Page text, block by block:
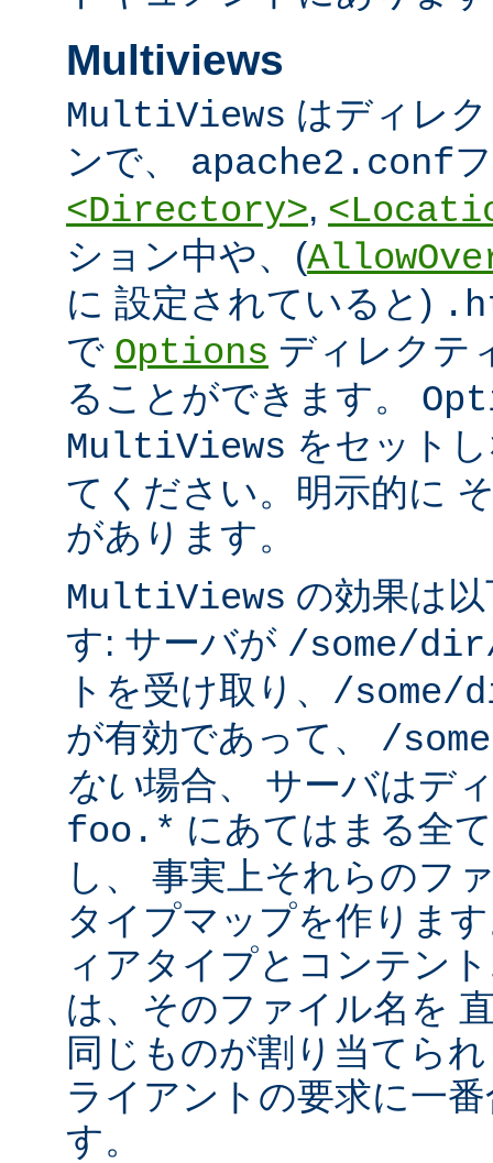
Multiviews
MultiViews はディレ
ンで、 apache2.conf
<Directory>,
ション中や、(
に 設定されていると)
で Options ディレクテ
ることができます。
MultiViews をセット
てください。明示的に
があります。
MultiViews の効果は
す: サーバが /some/
トを受け取り、 /some/
が有効であって、 /
ない場合、 サーバはデ
foo.* にあてはまる全
し、 事実上それらのフ
タイプマップを作りま
ィアタイプとコンテン
は、そのファイル名を
同じものが割り当てら
ライアントの要求に一
す。